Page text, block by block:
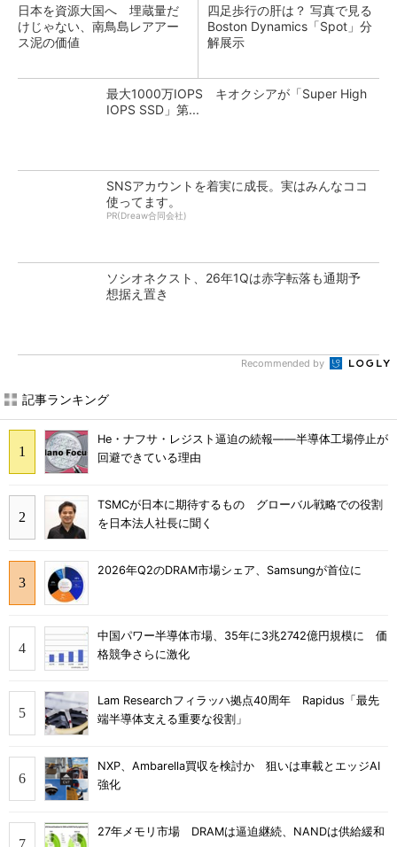
日本を資源大国へ 埋蔵量だ
けじゃない、南鳥島レアアー
ス泥の価値
四足歩行の肝は？ 写真で見る
Boston Dynamics「Spot」分
解展示
最大1000万IOPS キオクシアが「Super High
IOPS SSD」第...
SNSアカウントを着実に成長。実はみんなココ
使ってます。
PR(Dreaw合同会社)
ソシオネクスト、26年1Qは赤字転落も通期予
想据え置き
Recommended by
記事ランキング
He・ナフサ・レジスト逼迫の続報――半導体工場停止が
回避できている理由
TSMCが日本に期待するもの グローバル戦略での役割
を日本法人社長に聞く
2026年Q2のDRAM市場シェア、Samsungが首位に
中国パワー半導体市場、35年に3兆2742億円規模に 価
格競争さらに激化
Lam Researchフィラッハ拠点40周年 Rapidus「最先
端半導体支える重要な役割」
NXP、Ambarella買収を検討か 狙いは車載とエッジAI
強化
27年メモリ市場 DRAMは逼迫継続、NANDは供給緩和